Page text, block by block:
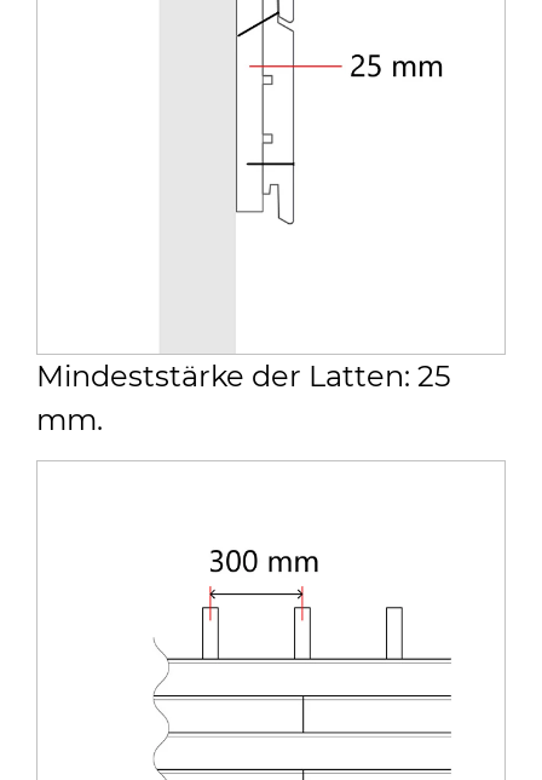
Mindeststärke der Latten: 25
mm.